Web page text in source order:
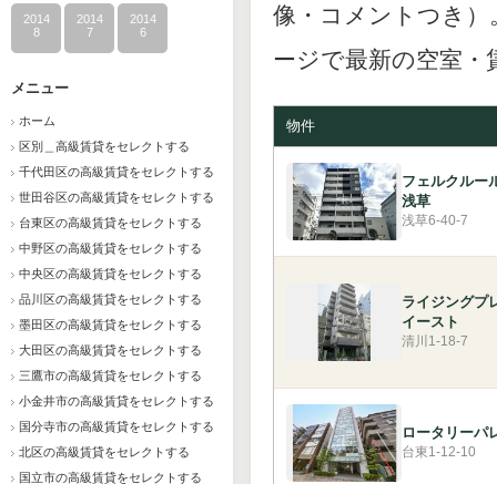
2014
8
2014
7
2014
6
メニュー
ホーム
区別＿高級賃貸をセレクトする
千代田区の高級賃貸をセレクトする
世田谷区の高級賃貸をセレクトする
台東区の高級賃貸をセレクトする
中野区の高級賃貸をセレクトする
中央区の高級賃貸をセレクトする
品川区の高級賃貸をセレクトする
墨田区の高級賃貸をセレクトする
大田区の高級賃貸をセレクトする
三鷹市の高級賃貸をセレクトする
小金井市の高級賃貸をセレクトする
国分寺市の高級賃貸をセレクトする
北区の高級賃貸をセレクトする
国立市の高級賃貸をセレクトする
像・コメントつき）
ージで最新の空室
物件
フェルクルー
浅草
浅草6-40-7
ライジングプ
イースト
清川1-18-7
ロータリーパ
台東1-12-10